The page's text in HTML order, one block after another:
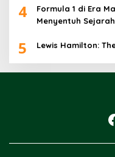
4
Formula 1 di Era
Menyentuh Sejarah
5 Lewis Hamilton: